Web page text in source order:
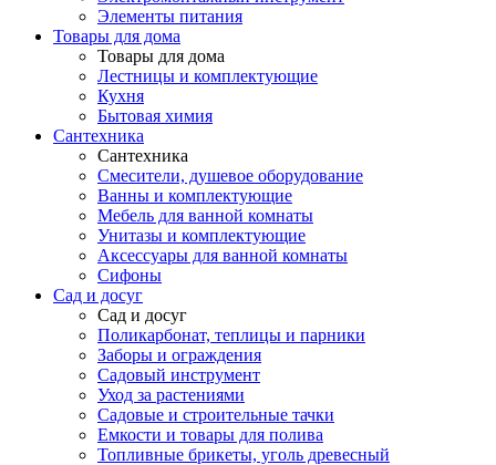
Элементы питания
Товары для дома
Товары для дома
Лестницы и комплектующие
Кухня
Бытовая химия
Сантехника
Сантехника
Смесители, душевое оборудование
Ванны и комплектующие
Мебель для ванной комнаты
Унитазы и комплектующие
Аксессуары для ванной комнаты
Сифоны
Сад и досуг
Сад и досуг
Поликарбонат, теплицы и парники
Заборы и ограждения
Садовый инструмент
Уход за растениями
Садовые и строительные тачки
Емкости и товары для полива
Топливные брикеты, уголь древесный